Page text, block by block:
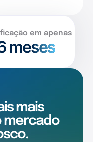
em apenas
meses
mais
mercado